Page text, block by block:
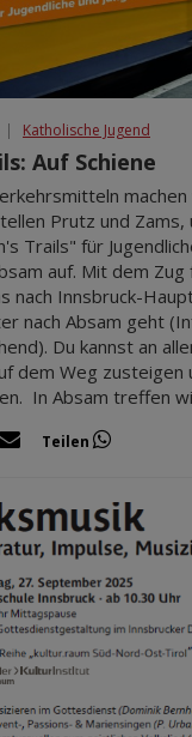
| Katholische Jugend
Auf Schiene
Prutz und
Trails" für
auf. Mit dem
nach Innsbruck-
nach Absam geht
Du kannst an
dem Weg zusteigen
In Absam treffen
Teilen